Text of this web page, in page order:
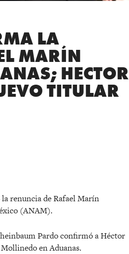
LA
MARÍN
HECTOR
TITULAR
renuncia de Rafael Marín
(ANAM).
Pardo confirmó a Héctor
en Aduanas.